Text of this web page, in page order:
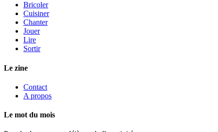
Bricoler
Cuisiner
Chanter
Jouer
Lire
Sortir
Le zine
Contact
A propos
Le mot du mois